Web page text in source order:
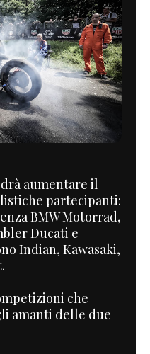
aumentare il
partecipanti:
BMW Motorrad,
Ducati e
Indian, Kawasaki,
che
amanti delle due